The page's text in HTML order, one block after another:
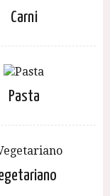
Carni
Pasta